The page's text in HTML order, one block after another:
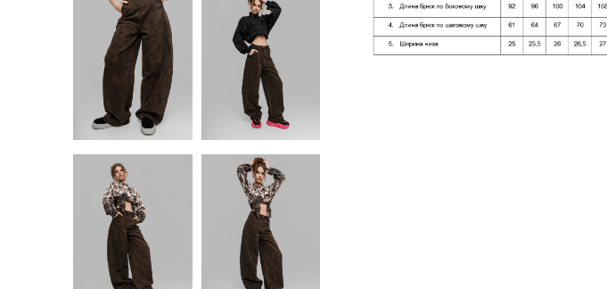
ЗИМА
КУРТКА
ДЖИНСОВАЯ
КУРТКА ЗИМА
КУРТКИ ОСЕНЬ-
ВЕСНА
ЛОНГСЛИВЫ
ОЛИМПИЙКА
ПИДЖАКИ
КАРДИГАНЫ
КУРТКА